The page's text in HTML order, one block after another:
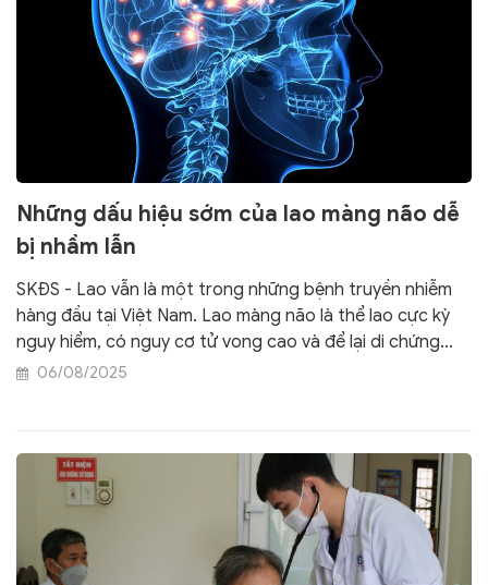
Những dấu hiệu sớm của lao màng não dễ
bị nhầm lẫn
SKĐS - Lao vẫn là một trong những bệnh truyền nhiễm
hàng đầu tại Việt Nam. Lao màng não là thể lao cực kỳ
nguy hiểm, có nguy cơ tử vong cao và để lại di chứng
thần kinh nặng nề nếu không được phát hiện sớm.
06/08/2025